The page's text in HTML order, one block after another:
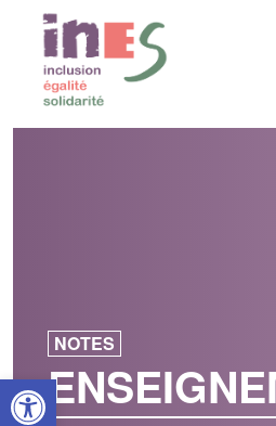
Open toolbar
NOTES